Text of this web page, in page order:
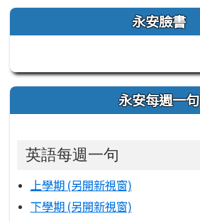
左邊區域內容 永安臉書
永安每週一句
英語每週一句
上學期 (另開新視窗)
下學期 (另開新視窗)